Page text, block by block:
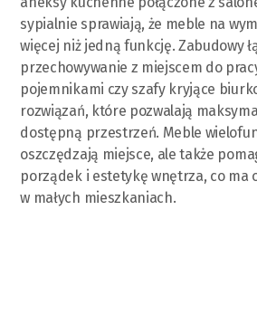
sypialnie sprawiają, że meble na
więcej niż jedną funkcję. Zabudowy
przechowywanie z miejscem do
pojemnikami czy szafy kryjące
rozwiązań, które pozwalają
dostępną przestrzeń. Meble
oszczędzają miejsce, ale także
porządek i estetykę wnętrza, co ma
w małych mieszkaniach.